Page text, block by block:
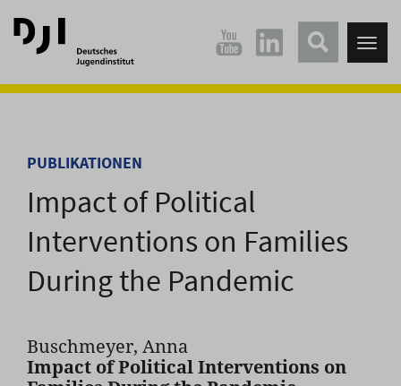
Direkt
zum
Hauptinhalt
Direkt
zum
Hauptmenü
PUBLIKATIONEN
Impact of Political
Interventions on Families
During the Pandemic
Buschmeyer, Anna
Impact of Political Interventions on